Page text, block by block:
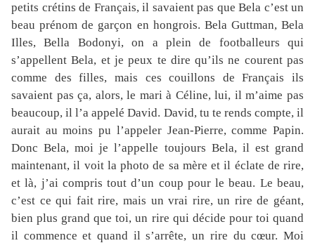
petits crétins de Français, il savaient pas que Bela c’est un
beau prénom de garçon en hongrois. Bela Guttman, Bela
Illes, Bella Bodonyi, on a plein de footballeurs qui
s’appellent Bela, et je peux te dire qu’ils ne courent pas
comme des filles, mais ces couillons de Français ils
savaient pas ça, alors, le mari à Céline, lui, il m’aime pas
beaucoup, il l’a appelé David. David, tu te rends compte, il
aurait au moins pu l’appeler Jean-Pierre, comme Papin.
Donc Bela, moi je l’appelle toujours Bela, il est grand
maintenant, il voit la photo de sa mère et il éclate de rire,
et là, j’ai compris tout d’un coup pour le beau. Le beau,
c’est ce qui fait rire, mais un vrai rire, un rire de géant,
bien plus grand que toi, un rire qui décide pour toi quand
il commence et quand il s’arrête, un rire du cœur. Moi